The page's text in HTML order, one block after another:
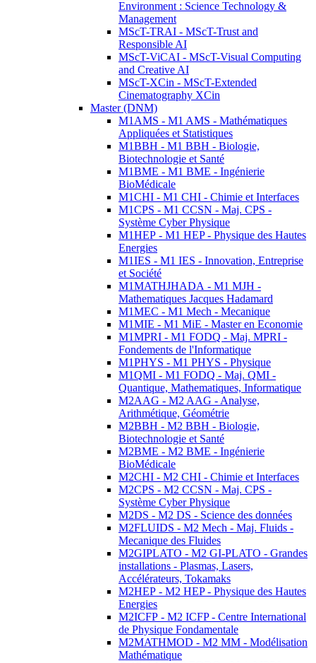
Environment : Science Technology &
Management
MScT-TRAI - MScT-Trust and
Responsible AI
MScT-ViCAI - MScT-Visual Computing
and Creative AI
MScT-XCin - MScT-Extended
Cinematography XCin
Master (DNM)
M1AMS - M1 AMS - Mathématiques
Appliquées et Statistiques
M1BBH - M1 BBH - Biologie,
Biotechnologie et Santé
M1BME - M1 BME - Ingénierie
BioMédicale
M1CHI - M1 CHI - Chimie et Interfaces
M1CPS - M1 CCSN - Maj. CPS -
Système Cyber Physique
M1HEP - M1 HEP - Physique des Hautes
Energies
M1IES - M1 IES - Innovation, Entreprise
et Société
M1MATHJHADA - M1 MJH -
Mathematiques Jacques Hadamard
M1MEC - M1 Mech - Mecanique
M1MIE - M1 MiE - Master en Economie
M1MPRI - M1 FODQ - Maj. MPRI -
Fondements de l'Informatique
M1PHYS - M1 PHYS - Physique
M1QMI - M1 FODQ - Maj. QMI -
Quantique, Mathematiques, Informatique
M2AAG - M2 AAG - Analyse,
Arithmétique, Géométrie
M2BBH - M2 BBH - Biologie,
Biotechnologie et Santé
M2BME - M2 BME - Ingénierie
BioMédicale
M2CHI - M2 CHI - Chimie et Interfaces
M2CPS - M2 CCSN - Maj. CPS -
Système Cyber Physique
M2DS - M2 DS - Science des données
M2FLUIDS - M2 Mech - Maj. Fluids -
Mecanique des Fluides
M2GIPLATO - M2 GI-PLATO - Grandes
installations - Plasmas, Lasers,
Accélérateurs, Tokamaks
M2HEP - M2 HEP - Physique des Hautes
Energies
M2ICFP - M2 ICFP - Centre International
de Physique Fondamentale
M2MATHMOD - M2 MM - Modélisation
Mathématique